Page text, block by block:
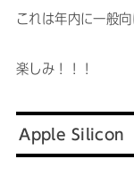
これは年内に一般
楽しみ！！！
Apple Silicon